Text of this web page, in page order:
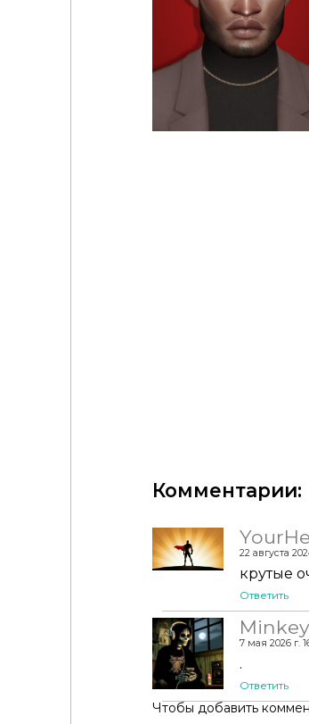
Комментарии:
22 августа
крутые
Ответить
7 мая 2026 г.
.
Ответить
Чтобы добавить